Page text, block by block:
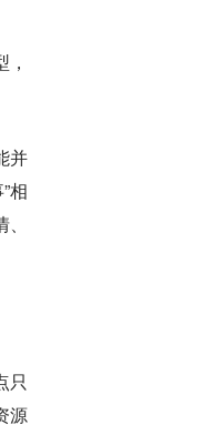
并
相
只
源